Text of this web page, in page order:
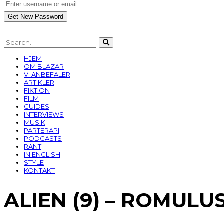
HJEM
OM BLAZAR
VI ANBEFALER
ARTIKLER
FIKTION
FILM
GUIDES
INTERVIEWS
MUSIK
PARTERAPI
PODCASTS
RANT
IN ENGLISH
STYLE
KONTAKT
ALIEN (9) –